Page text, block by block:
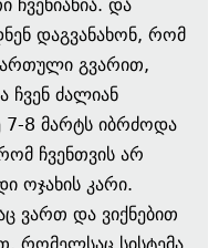
და
დაგვანახონ, რომ
გვარით,
ჩვენ ძალიან
8 მარტს იბრძოდა
ჩვენთვის არ
ოჯახის კარი.
ვართ და ვიქნებით